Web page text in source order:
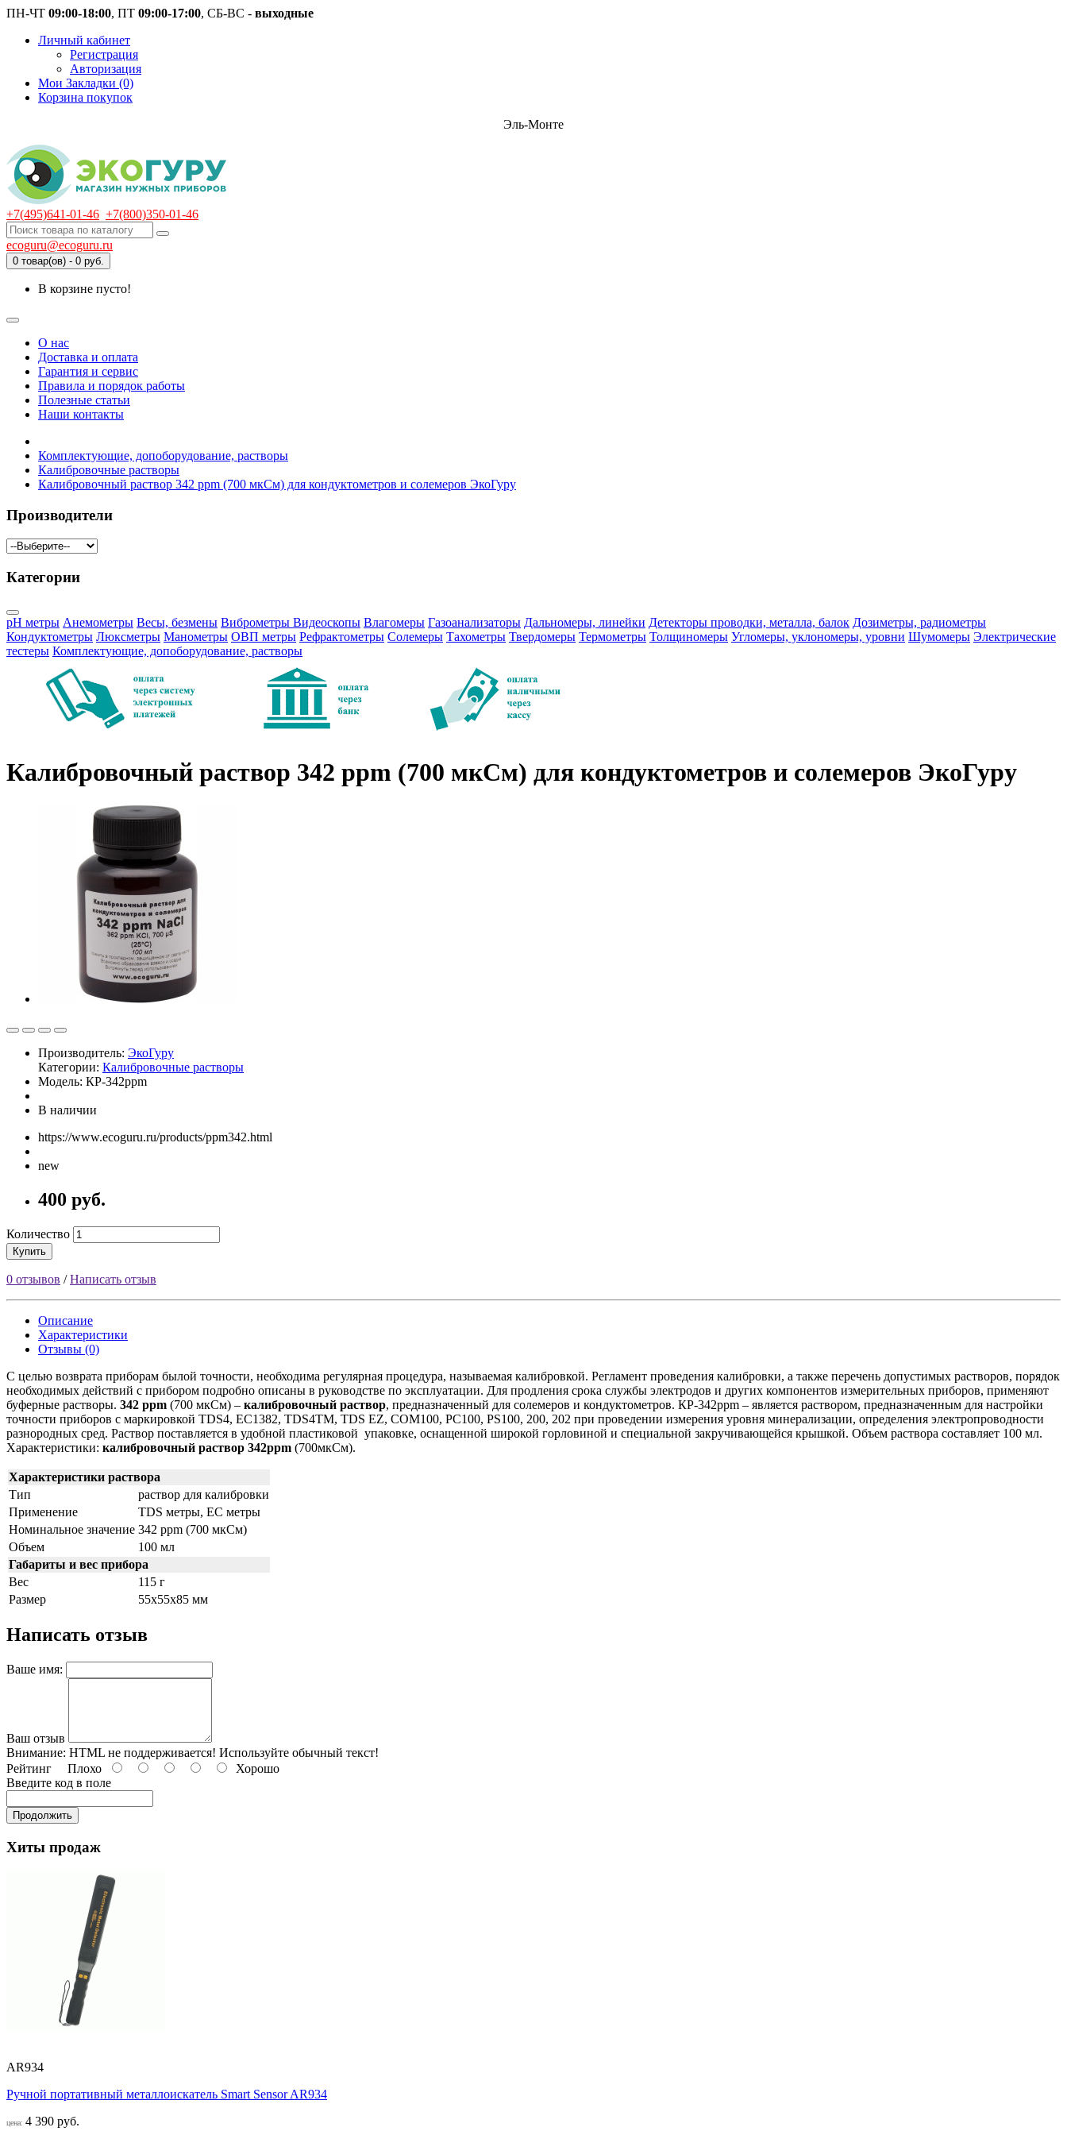
ПН-ЧТ 09:00-18:00, ПТ 09:00-17:00, СБ-ВС - выходные
Личный кабинет
Регистрация
Авторизация
Мои Закладки (0)
Корзина покупок
Эль-Монте
+7(495)641-01-46 +7(800)350-01-46
ecoguru@ecoguru.ru
0 товар(ов) - 0 руб.
В корзине пусто!
О нас
Доставка и оплата
Гарантия и сервис
Правила и порядок работы
Полезные статьи
Наши контакты
Комплектующие, допоборудование, растворы
Калибровочные растворы
Калибровочный раствор 342 ppm (700 мкСм) для кондуктометров и солемеров ЭкоГуру
Производители
Категории
pH метры Анемометры Весы, безмены Виброметры Видеоскопы Влагомеры Газоанализаторы Дальномеры, линейки Детекторы проводки, металла, балок Дозиметры, радиометры
Кондуктометры Люксметры Манометры ОВП метры Рефрактометры Солемеры Тахометры Твердомеры Термометры Толщиномеры Угломеры, уклономеры, уровни Шумомеры Электрические
тестеры Комплектующие, допоборудование, растворы
Калибровочный раствор 342 ppm (700 мкСм) для кондуктометров и солемеров ЭкоГуру
Производитель: ЭкоГуру
Категории: Калибровочные растворы
Модель: КР-342ppm
В наличии
https://www.ecoguru.ru/products/ppm342.html
new
400 руб.
Количество
Купить
0 отзывов /Написать отзыв
Описание
Характеристики
Отзывы (0)
С целью возврата приборам былой точности, необходима регулярная процедура, называемая калибровкой. Регламент проведения калибровки, а также перечень допустимых растворов, порядок
необходимых действий с прибором подробно описаны в руководстве по эксплуатации. Для продления срока службы электродов и других компонентов измерительных приборов, применяют
буферные растворы. 342 ppm (700 мкСм) – калибровочный раствор, предназначенный для солемеров и кондуктометров. КР-342ppm – является раствором, предназначенным для настройки
точности приборов с маркировкой TDS4, EC1382, TDS4TM, TDS EZ, COM100, PC100, PS100, 200, 202 при проведении измерения уровня минерализации, определения электропроводности
разнородных сред. Раствор поставляется в удобной пластиковой упаковке, оснащенной широкой горловиной и специальной закручивающейся крышкой. Объем раствора составляет 100 мл.
Характеристики: калибровочный раствор 342ppm (700мкСм).
Характеристики раствора
Тип
раствор для калибровки
Применение
TDS метры, EC метры
Номинальное значение 342 ppm (700 мкСм)
Объем
100 мл
Габариты и вес прибора
Вес
115 г
Размер
55x55x85 мм
Написать отзыв
Ваше имя:
Ваш отзыв
Внимание: HTML не поддерживается! Используйте обычный текст!
Рейтинг Плохо
Хорошо
Введите код в поле
Продолжить
Хиты продаж
AR934
Ручной портативный металлоискатель Smart Sensor AR934
цена: 4 390 руб.